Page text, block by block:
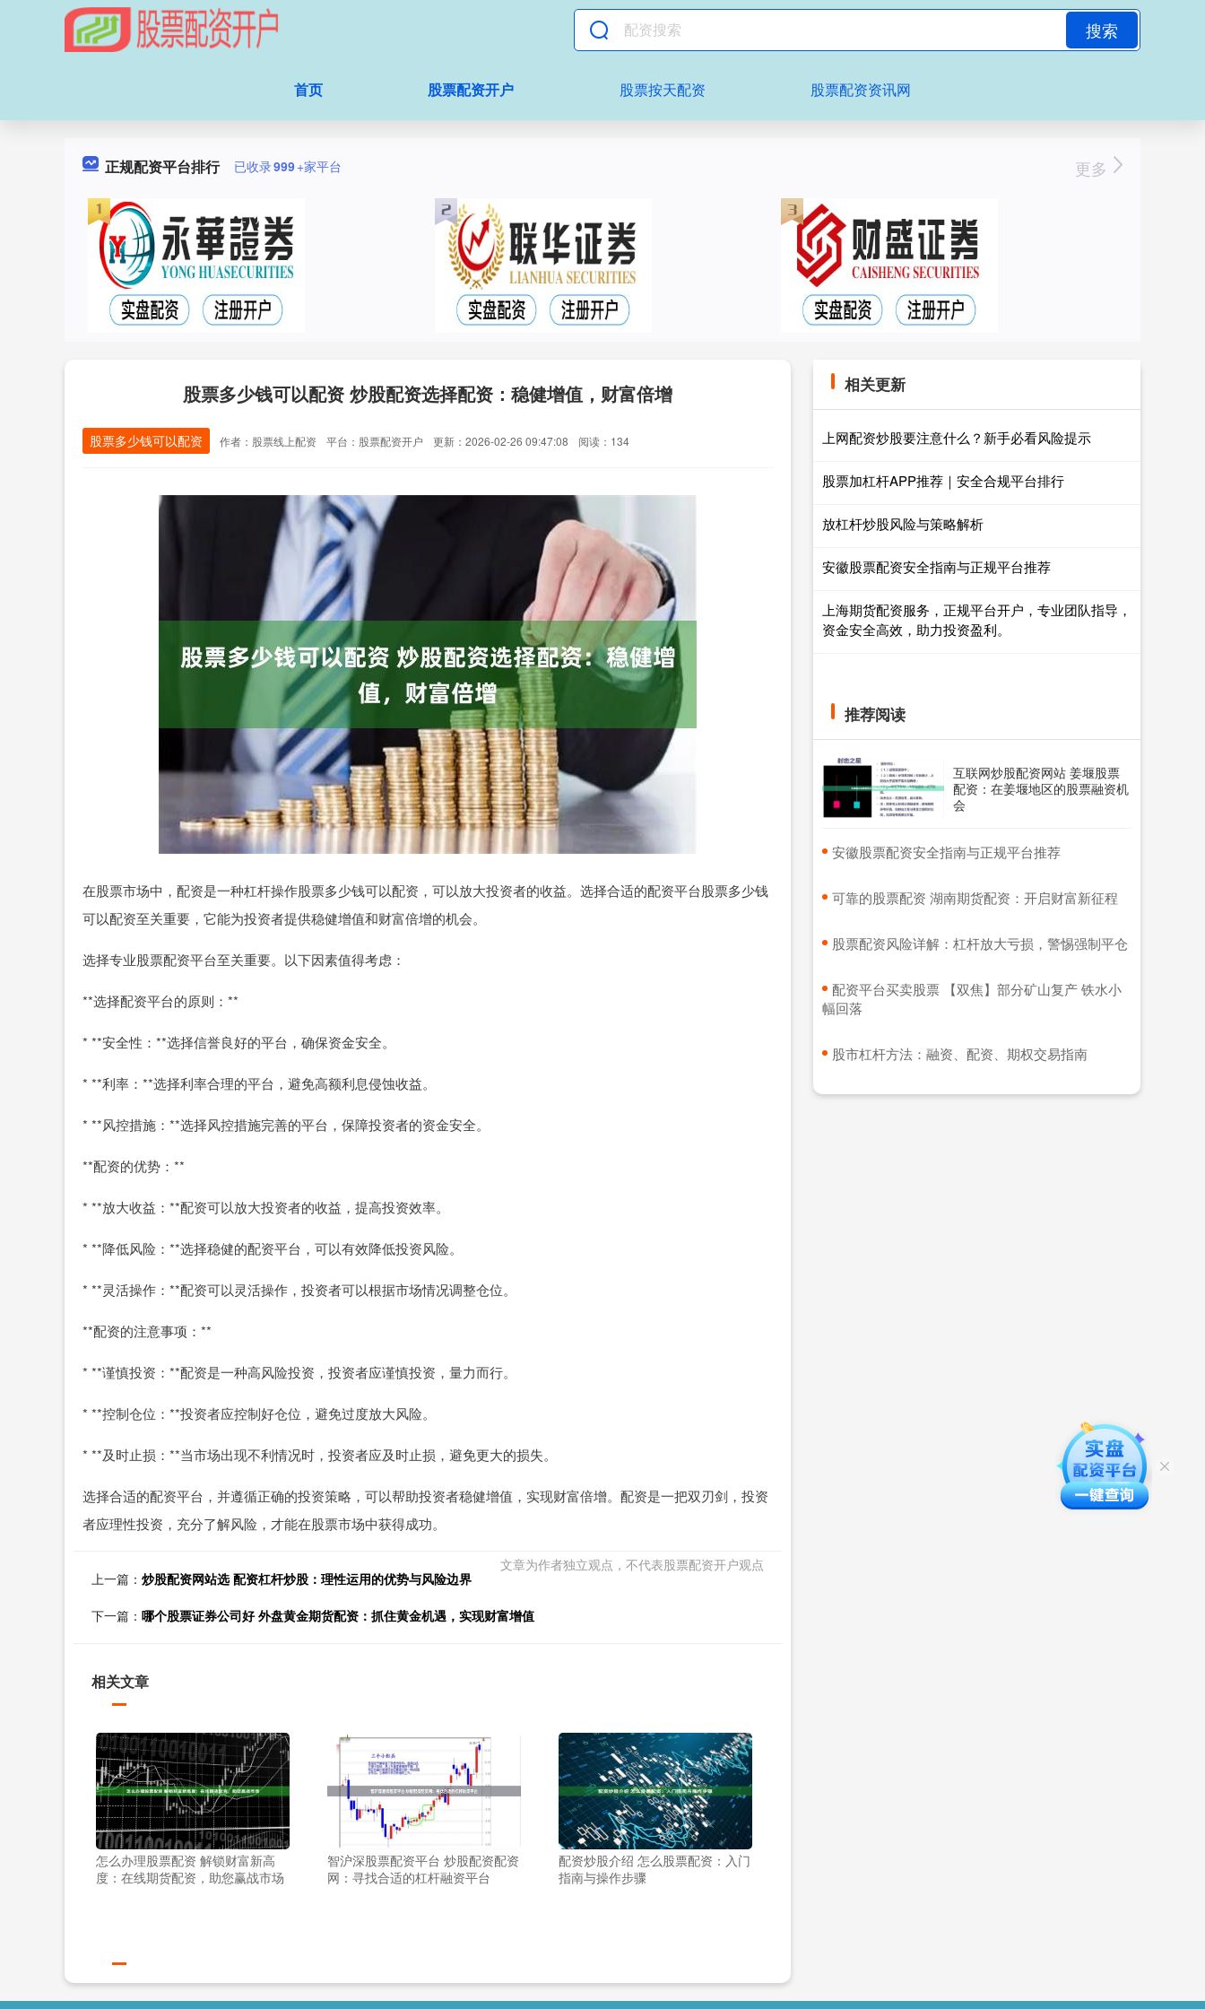
搜索
首页 股票配资开户 股票按天配资 股票配资资讯网
正规配资平台排行 已收录999+家平台 更多
股票多少钱可以配资 炒股配资选择配资：稳健增值，财富倍增
股票多少钱可以配资 作者：股票线上配资 平台：股票配资开户 更新：2026-02-26 09:47:08 阅读：134
在股票市场中，配资是一种杠杆操作股票多少钱可以配资，可以放大投资者的收益。选择合适的配资平台股票多少钱
可以配资至关重要，它能为投资者提供稳健增值和财富倍增的机会。
选择专业股票配资平台至关重要。以下因素值得考虑：
**选择配资平台的原则：**
* **安全性：**选择信誉良好的平台，确保资金安全。
* **利率：**选择利率合理的平台，避免高额利息侵蚀收益。
* **风控措施：**选择风控措施完善的平台，保障投资者的资金安全。
**配资的优势：**
* **放大收益：**配资可以放大投资者的收益，提高投资效率。
* **降低风险：**选择稳健的配资平台，可以有效降低投资风险。
* **灵活操作：**配资可以灵活操作，投资者可以根据市场情况调整仓位。
**配资的注意事项：**
* **谨慎投资：**配资是一种高风险投资，投资者应谨慎投资，量力而行。
* **控制仓位：**投资者应控制好仓位，避免过度放大风险。
* **及时止损：**当市场出现不利情况时，投资者应及时止损，避免更大的损失。
选择合适的配资平台，并遵循正确的投资策略，可以帮助投资者稳健增值，实现财富倍增。配资是一把双刃剑，投资
者应理性投资，充分了解风险，才能在股票市场中获得成功。
文章为作者独立观点，不代表股票配资开户观点
上一篇： 炒股配资网站选 配资杠杆炒股：理性运用的优势与风险边界
下一篇： 哪个股票证券公司好 外盘黄金期货配资：抓住黄金机遇，实现财富增值
相关文章
怎么办理股票配资 解锁财富新高
度：在线期货配资，助您赢战市场
智沪深股票配资平台 炒股配资配资
网：寻找合适的杠杆融资平台
配资炒股介绍 怎么股票配资：入门
指南与操作步骤
相关更新
上网配资炒股要注意什么？新手必看风险提示
股票加杠杆APP推荐｜安全合规平台排行
放杠杆炒股风险与策略解析
安徽股票配资安全指南与正规平台推荐
上海期货配资服务，正规平台开户，专业团队指导，
资金安全高效，助力投资盈利。
推荐阅读
互联网炒股配资网站 姜堰股票
配资：在姜堰地区的股票融资机
会
​安徽股票配资安全指南与正规平台推荐
​可靠的股票配资 湖南期货配资：开启财富新征程
​股票配资风险详解：杠杆放大亏损，警惕强制平仓
​配资平台买卖股票 【双焦】部分矿山复产 铁水小
幅回落
​股市杠杆方法：融资、配资、期权交易指南